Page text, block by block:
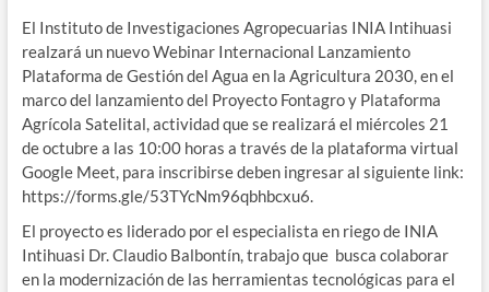
El Instituto de Investigaciones Agropecuarias INIA Intihuasi
realzará un nuevo Webinar Internacional Lanzamiento
Plataforma de Gestión del Agua en la Agricultura 2030, en el
marco del lanzamiento del Proyecto Fontagro y Plataforma
Agrícola Satelital, actividad que se realizará el miércoles 21
de octubre a las 10:00 horas a través de la plataforma virtual
Google Meet, para inscribirse deben ingresar al siguiente link:
https://forms.gle/53TYcNm96qbhbcxu6.
El proyecto es liderado por el especialista en riego de INIA
Intihuasi Dr. Claudio Balbontín, trabajo que busca colaborar
en la modernización de las herramientas tecnológicas para el